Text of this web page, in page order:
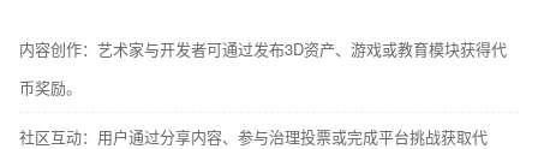
内容创作：艺术家与开发者可通过发布3D资产、游戏或教育模块获得代
币奖励。
社区互动：用户通过分享内容、参与治理投票或完成平台挑战获取代